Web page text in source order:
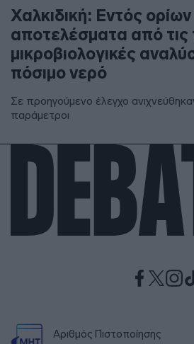
Χαλκιδική: Εντός
αποτελέσματα από
μικροβιολογικές
πόσιμο νερό
Σε προηγούμενο έλεγχο
παράμετροι
Αριθμός Πιστοποίησης